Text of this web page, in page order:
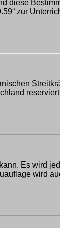
diese
zur
Es wird
wird